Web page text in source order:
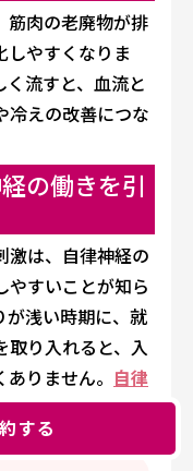
する
筋肉の老廃物が排
しやすくなりま
流すと、血流と
冷えの改善につな
の働きを引
激は、自律神経の
やすいことが知ら
が浅い時期に、就
取り入れると、入
りません。 自律
ると相乗効果が期